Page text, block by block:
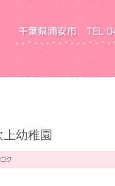
学園 ふきあげ幼稚園
千葉県浦安市 TEL
幼稚園
グ